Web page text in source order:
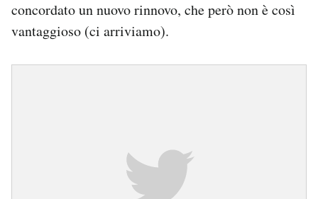
concordato un nuovo rinnovo, che però non è così
vantaggioso (ci arriviamo).